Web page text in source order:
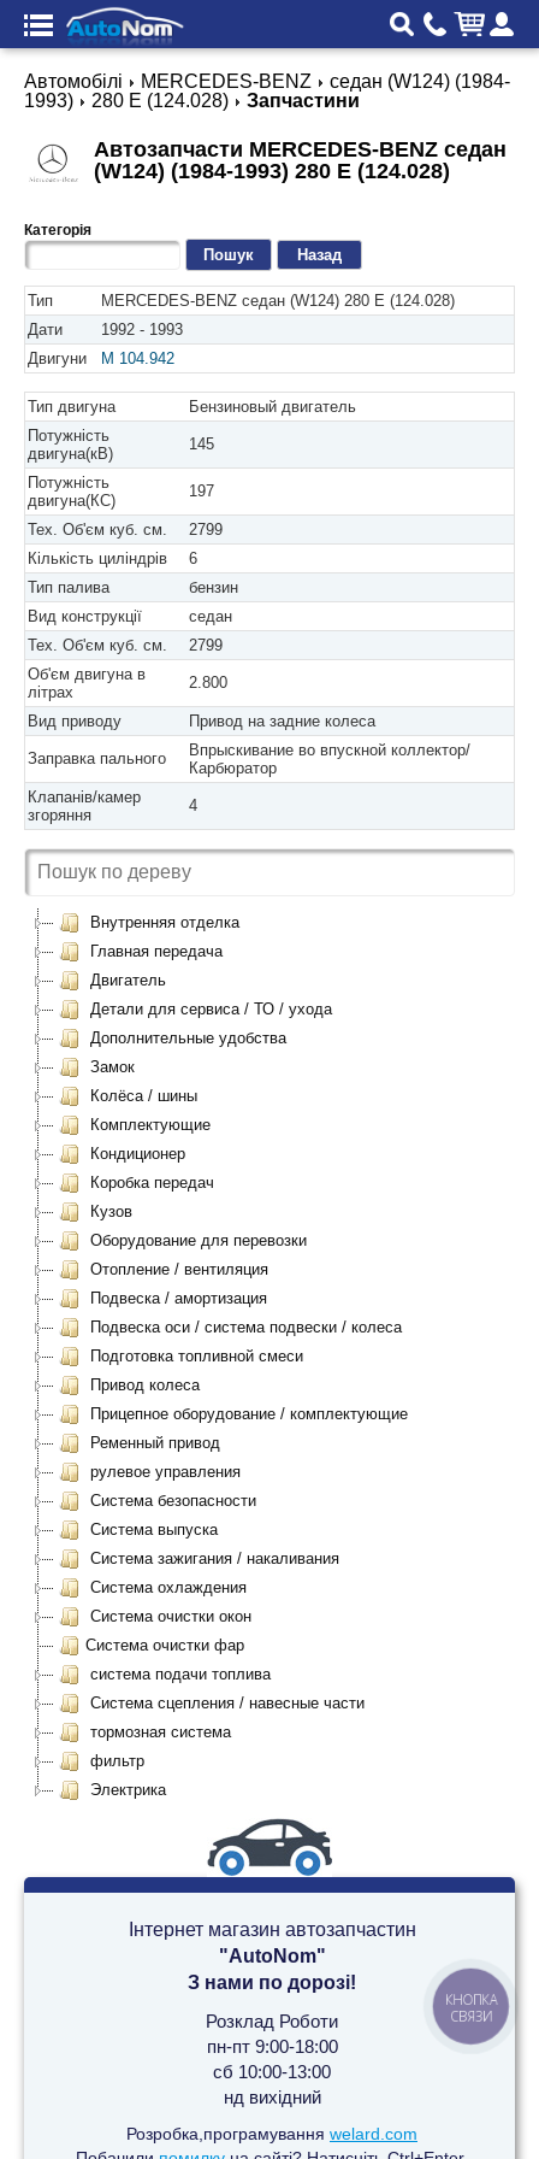
Автомобілі MERCEDES-BENZ
седан (W124) (1984-
1993)
280 E (124.028) Запчастини
Автозапчасти MERCEDES-BENZ седан
(W124) (1984-1993) 280 E (124.028)
Категорія
Назад
Тип
MERCEDES-BENZ седан (W124) 280 E (124.028)
Дати
1992 - 1993
Двигуни
M 104.942
Тип двигуна
Бензиновый двигатель
Потужність
двигуна(кВ)
145
Потужність
двигуна(КС)
197
Тех. Об'єм куб. см.
2799
Кількість циліндрів
6
Тип палива
бензин
Вид конструкції
седан
Тех. Об'єм куб. см.
2799
Об'єм двигуна в
літрах
2.800
Вид приводу Привод на задние колеса
Заправка пального
Впрыскивание во впускной коллектор/
Карбюратор
Клапанів/камер
згоряння
4
Внутренняя отделка
Главная передача
Двигатель
Детали для сервиса / ТО / ухода
Дополнительные удобства
Замок
Колёса / шины
Комплектующие
Кондиционер
Коробка передач
Кузов
Оборудование для перевозки
Отопление / вентиляция
Подвеска / амортизация
Подвеска оси / система подвески / колеса
Подготовка топливной смеси
Привод колеса
Прицепное оборудование / комплектующие
Ременный привод
рулевое управления
Система безопасности
Система выпуска
Система зажигания / накаливания
Система охлаждения
Система очистки окон
Система очистки фар
система подачи топлива
Система сцепления / навесные части
тормозная система
фильтр
Электрика
Інтернет магазин автозапчастин
"AutoNom"
З нами по дорозі!
Розклад Роботи
пн-пт 9:00-18:00
сб 10:00-13:00
нд вихідний
Розробка,програмування welard.com
КНОПКА
СВЯЗИ